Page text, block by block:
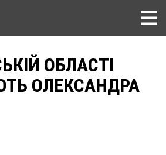
ОБЛАСТІ
ОЛЕКСАНДРА